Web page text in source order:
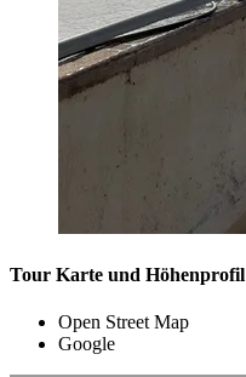
Tour Karte und Höhenprofil
Open Street Map
Google